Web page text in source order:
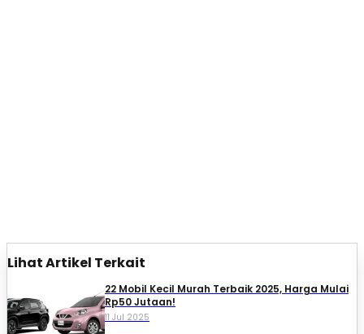
Lihat Artikel Terkait
22 Mobil Kecil Murah Terbaik 2025, Harga Mulai
Rp50 Jutaan!
11 Jul 2025